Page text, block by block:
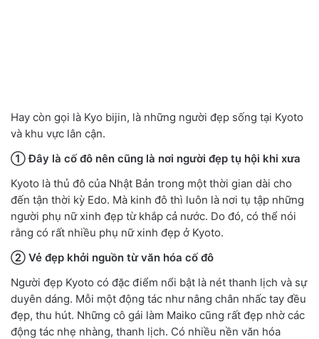
Hay còn gọi là Kyo bijin, là những người đẹp sống tại Kyoto
và khu vực lân cận.
① Đây là cốđô nên cũng là nơi người đẹp tụ hội khi xưa
Kyoto là thủ đô của Nhật Bản trong một thời gian dài cho
đến tận thời kỳ Edo. Mà kinh đô thì luôn là nơi tụ tập những
người phụ nữ xinh đẹp từ khắp cả nước. Do đó, có thể nói
rằng có rất nhiều phụ nữ xinh đẹp ở Kyoto.
② Vẻ đẹp khởi nguồn từvăn hóa cốđô
Người đẹp Kyoto có đặc điểm nổi bật là nét thanh lịch và sự
duyên dáng. Mỗi một động tác như nâng chân nhấc tay đều
đẹp, thu hút. Những cô gái làm Maiko cũng rất đẹp nhờ các
động tác nhẹ nhàng, thanh lịch. Có nhiều nền văn hóa